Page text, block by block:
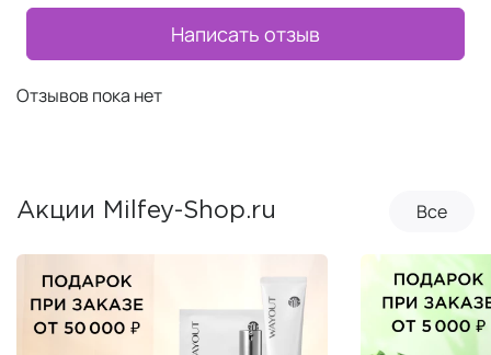
Написать отзыв
Отзывов пока нет
Акции Milfey-Shop.ru Все